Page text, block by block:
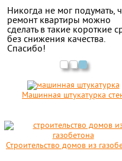
Никогда не мог подумать,
ремонт квартиры можно
сделать в такие короткие
без снижения качества.
Спасибо!
Машинная штукатурка
Строительство домов из